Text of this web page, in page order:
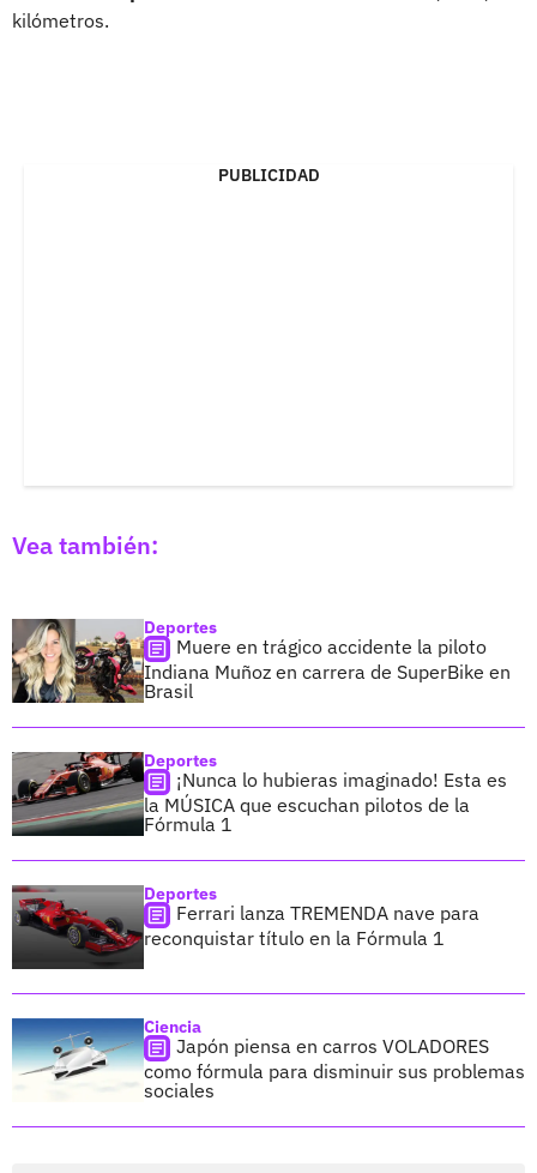
kilómetros.
PUBLICIDAD
Vea también:
Deportes
Muere en trágico accidente la piloto
Indiana Muñoz en carrera de SuperBike en
Brasil
Deportes
¡Nunca lo hubieras imaginado! Esta es
la MÚSICA que escuchan pilotos de la
Fórmula 1
Deportes
Ferrari lanza TREMENDA nave para
reconquistar título en la Fórmula 1
Ciencia
Japón piensa en carros VOLADORES
como fórmula para disminuir sus problemas
sociales